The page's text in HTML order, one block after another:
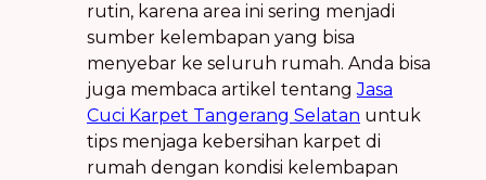
rutin, karena area ini sering menjadi
sumber kelembapan yang bisa
menyebar ke seluruh rumah. Anda bisa
juga membaca artikel tentangJasa
Cuci Karpet Tangerang Selatan untuk
tips menjaga kebersihan karpet di
rumah dengan kondisi kelembapan